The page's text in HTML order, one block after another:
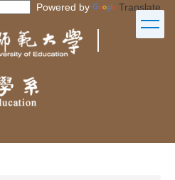
Powered by Translate